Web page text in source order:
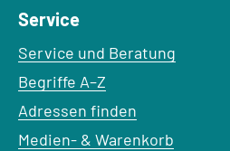
Service
Service und Beratung
Begriffe A–Z
Adressen finden
Medien- & Warenkorb